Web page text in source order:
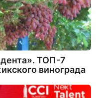
ТОП-7
винограда